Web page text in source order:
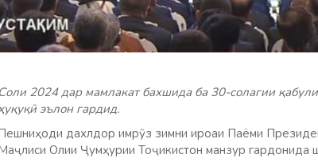
Соли 2024 дар мамлакат бахшида ба 30-солагии
эълон гардид.
дахлдор имрӯз зимни ироаи Паёми
Олии Ҷумҳурии Тоҷикистон манзур гардонида